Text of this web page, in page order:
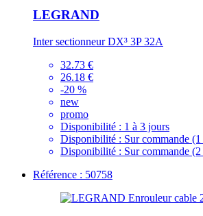
LEGRAND
Inter sectionneur DX³ 3P 32A
32.73 €
26.18 €
-20 %
new
promo
Disponibilité : 1 à 3 jours
Disponibilité : Sur commande
Disponibilité : Sur commande
Référence : 50758